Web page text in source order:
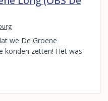
we De Groene
konden zetten! Het was